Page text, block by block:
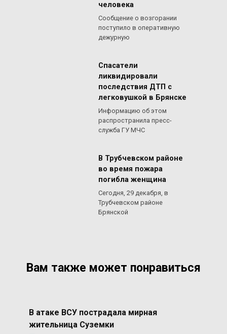
человека
Сообщение о возгорании
поступило в оперативную
дежурную
Спасатели
ликвидировали
последствия ДТП с
легковушкой в Брянске
Информацию об этом
распространила пресс-
служба ГУ МЧС
В Трубчевском районе
во время пожара
погибла женщина
Сегодня, 29 декабря, в
Трубчевском районе
Брянской
Вам также может понравиться
В атаке ВСУ пострадала мирная
жительница Суземки